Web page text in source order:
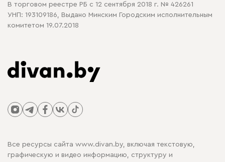
В торговом реестре РБ с 12 сентября 2018 г. № 426261
УНП: 193109186, Выдано Минским Городским исполнительным
комитетом 19.07.2018
Все ресурсы сайта www.divan.by, включая текстовую,
графическую и видео информацию, структуру и